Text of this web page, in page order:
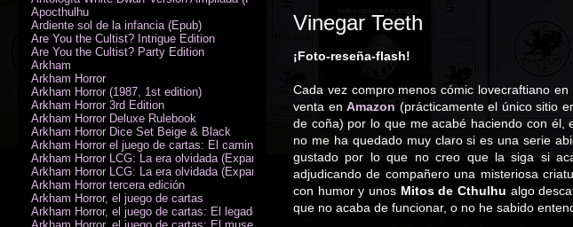
Vinegar Teeth
¡Foto-reseña-flash!
Cada vez compro menos cómic lovecraftiano
venta en Amazon (prácticamente el único sitio
de coña) por lo que me acabé haciendo con él,
no me ha quedado muy claro si es una serie
gustado por lo que no creo que la siga si
adjudicando de compañero una misteriosa
con humor y unos Mitos de Cthulhu algo
que no acaba de funcionar, o no he sabido
Apocthulhu
Ardiente sol de la infancia (Epub)
Are You the Cultist? Intrigue Edition
Are You the Cultist? Party Edition
Arkham
Arkham Horror
Arkham Horror (1987, 1st edition)
Arkham Horror 3rd Edition
Arkham Horror Deluxe Rulebook
Arkham Horror Dice Set Beige & Black
Arkham Horror el juego de cartas: El camino a Carcosa - Exp. campaña
Arkham Horror LCG: La era olvidada (Expansión de campaña)
Arkham Horror LCG: La era olvidada (Expansión de investigadores)
Arkham Horror tercera edición
Arkham Horror, el juego de cartas
Arkham Horror, el juego de cartas: El legado de Dunwich expansión